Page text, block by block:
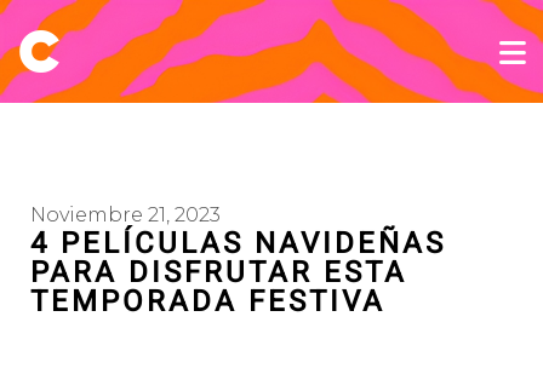
Noviembre 21, 2023
4 PELÍCULAS NAVIDEÑAS
PARA DISFRUTAR ESTA
TEMPORADA FESTIVA